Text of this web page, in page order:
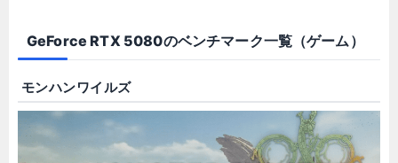
GeForce RTX 5080のベンチマーク一覧（ゲーム）
モンハンワイルズ